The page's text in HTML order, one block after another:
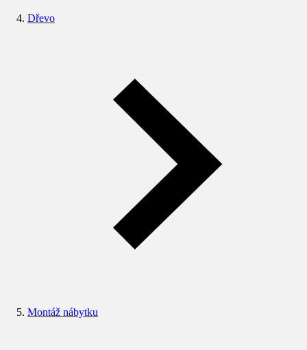
Dřevo
Montáž nábytku